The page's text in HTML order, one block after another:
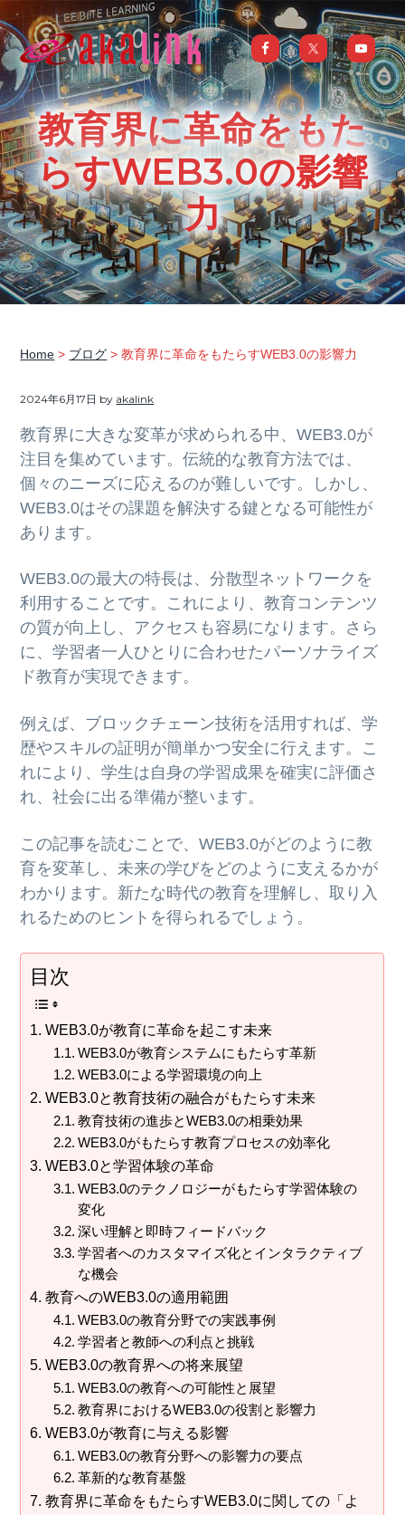
k
i
p
t
o
p
r
i
m
a
r
y
k
i
p
t
o
m
a
i
n
c
o
n
k
i
p
t
o
p
r
i
m
a
r
y
k
i
p
t
o
f
o
o
t
e
r
はじめてのAI、DXならアカリンク
IT
の
発
展
と
共
に
DX/AI
推
進
を
行
い、
進
化
し
続
け
る
中
小
企
ご
と
ー
ト
教育界に革命をもた
らすWEB3.0の影響
力
Home > ブログ > 教育界に革命をもたらすWEB3.0の影響力
2024年6月17日 by akalink
教育界に大きな変革が求められる中、WEB3.0が
注目を集めています。伝統的な教育方法では、
個々のニーズに応えるのが難しいです。しかし、
WEB3.0はその課題を解決する鍵となる可能性が
あります。
WEB3.0の最大の特長は、分散型ネットワークを
利用することです。これにより、教育コンテンツ
の質が向上し、アクセスも容易になります。さら
に、学習者一人ひとりに合わせたパーソナライズ
ド教育が実現できます。
例えば、ブロックチェーン技術を活用すれば、学
歴やスキルの証明が簡単かつ安全に行えます。こ
れにより、学生は自身の学習成果を確実に評価さ
れ、社会に出る準備が整います。
この記事を読むことで、WEB3.0がどのように教
育を変革し、未来の学びをどのように支えるかが
わかります。新たな時代の教育を理解し、取り入
れるためのヒントを得られるでしょう。
目次
WEB3.0が教育に革命を起こす未来
WEB3.0が教育システムにもたらす革新
WEB3.0による学習環境の向上
WEB3.0と教育技術の融合がもたらす未来
教育技術の進歩とWEB3.0の相乗効果
WEB3.0がもたらす教育プロセスの効率化
WEB3.0と学習体験の革命
WEB3.0のテクノロジーがもたらす学習体験の
変化
深い理解と即時フィードバック
学習者へのカスタマイズ化とインタラクティブ
な機会
教育へのWEB3.0の適用範囲
WEB3.0の教育分野での実践事例
学習者と教師への利点と挑戦
WEB3.0の教育界への将来展望
WEB3.0の教育への可能性と展望
教育界におけるWEB3.0の役割と影響力
WEB3.0が教育に与える影響
WEB3.0の教育分野への影響力の要点
革新的な教育基盤
教育界に革命をもたらすWEB3.0に関しての「よ